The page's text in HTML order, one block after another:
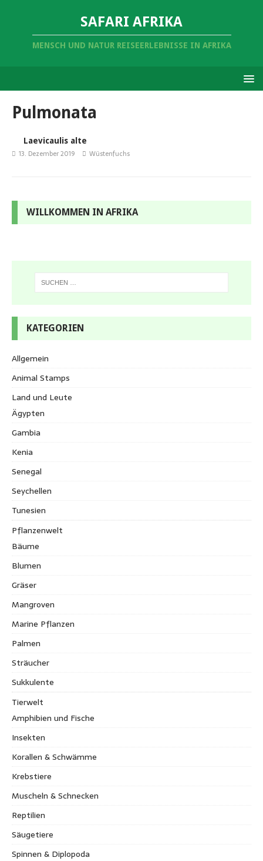
SAFARI AFRIKA
MENSCH UND NATUR REISEERLEBNISSE IN AFRIKA
Pulmonata
Laevicaulis alte
13. Dezember 2019 Wüstenfuchs
WILLKOMMEN IN AFRIKA
KATEGORIEN
Allgemein
Animal Stamps
Land und Leute
Ägypten
Gambia
Kenia
Senegal
Seychellen
Tunesien
Pflanzenwelt
Bäume
Blumen
Gräser
Mangroven
Marine Pflanzen
Palmen
Sträucher
Sukkulente
Tierwelt
Amphibien und Fische
Insekten
Korallen & Schwämme
Krebstiere
Muscheln & Schnecken
Reptilien
Säugetiere
Spinnen & Diplopoda